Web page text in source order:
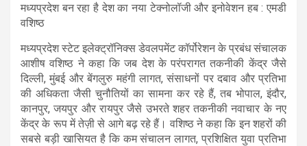
मध्यप्रदेश बन रहा है देश का नया टेक्नोलॉजी और इनोवेशन हब : एमडी
वशिष्ठ
मध्यप्रदेश स्टेट इलेक्ट्रॉनिक्स डेवलपमेंट कॉर्पोरेशन के प्रबंध संचालक
आशीष वशिष्ठ ने कहा कि जब देश के परंपरागत तकनीकी केंद्र जैसे
दिल्ली, मुंबई और बेंगलुरु महंगी लागत, संसाधनों पर दबाव और प्रतिभा
की अधिकता जैसी चुनौतियों का सामना कर रहे हैं, तब भोपाल, इंदौर,
कानपुर, जयपुर और रायपुर जैसे उभरते शहर तकनीकी नवाचार के नए
केंद्र के रूप में तेज़ी से आगे बढ़ रहे हैं। वशिष्ठ ने कहा कि इन शहरों की
सबसे बड़ी खासियत है कि कम संचालन लागत, प्रशिक्षित युवा प्रतिभा